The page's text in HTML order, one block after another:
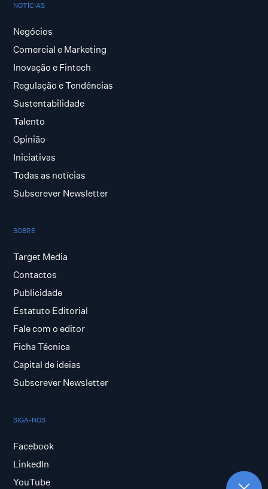
NOTÍCIAS
Negócios
Comercial e Marketing
Inovação e Fintech
Regulação e Tendências
Sustentabilidade
Talento
Opinião
Iniciativas
Todas as notícias
Subscrever Newsletter
SOBRE
Target Media
Contactos
Publicidade
Estatuto Editorial
Fale com o editor
Ficha Técnica
Capital de ideias
Subscrever Newsletter
SIGA-NOS
Facebook
LinkedIn
YouTube